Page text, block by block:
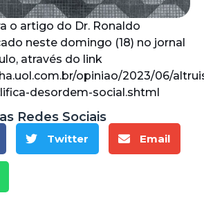
o artigo do Dr. Ronaldo
neste domingo (18) no jornal
através do link
opiniao/2023/06/
desordem-social.shtml
Redes Sociais
Twitter Email